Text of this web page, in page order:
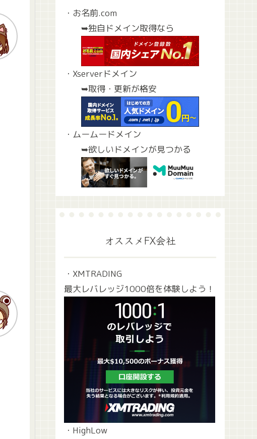
・お名前.com
➥独自ドメイン取得なら
・Xserverドメイン
➥取得・更新が格安
・ムームードメイン
➥欲しいドメインが見つかる
オススメFX会社
・XMTRADING
最大レバレッジ1000倍を体験しよう！
・HighLow